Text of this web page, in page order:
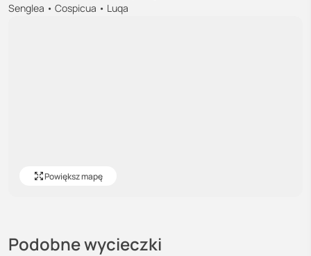
Senglea • Cospicua • Luqa
Powiększ mapę
Podobne wycieczki